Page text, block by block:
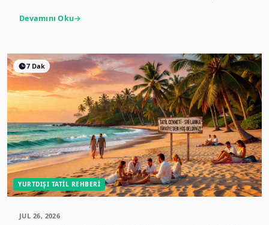
Devamını Oku
7 Dak
YURTDIŞI TATIL REHBERI
JUL 26, 2026